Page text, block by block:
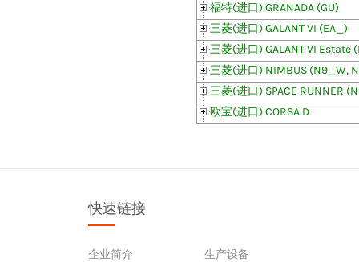
福特(进口) GRANADA (GU)
三菱(进口) GALANT VI (EA_)
三菱(进口) GALANT VI Estate
三菱(进口) NIMBUS (N9_W,
三菱(进口) SPACE RUNNER
欧宝(进口) CORSA D
快速链接
企业简介 生产设备